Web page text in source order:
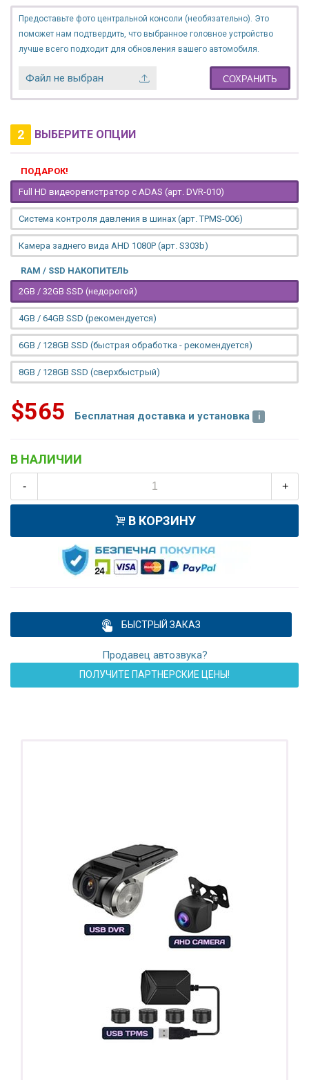
Предоставьте фото центральной консоли (необязательно). Это
поможет нам подтвердить, что выбранное головное устройство
лучше всего подходит для обновления вашего автомобиля.
Файл не выбран СОХРАНИТЬ
2 ВЫБЕРИТЕ ОПЦИИ
ПОДАРОК!
Full HD видеорегистратор с ADAS (арт. DVR-010)
Система контроля давления в шинах (арт. TPMS-006)
Камера заднего вида AHD 1080P (арт. S303b)
RAM / SSD НАКОПИТЕЛЬ
2GB / 32GB SSD (недорогой)
4GB / 64GB SSD (рекомендуется)
6GB / 128GB SSD (быстрая обработка - рекомендуется)
8GB / 128GB SSD (сверхбыстрый)
$565 Бесплатная доставка и установка
В НАЛИЧИИ
- +
В КОРЗИНУ
БЫСТРЫЙ ЗАКАЗ
Продавец автозвука?
ПОЛУЧИТЕ ПАРТНЕРСКИЕ ЦЕНЫ!